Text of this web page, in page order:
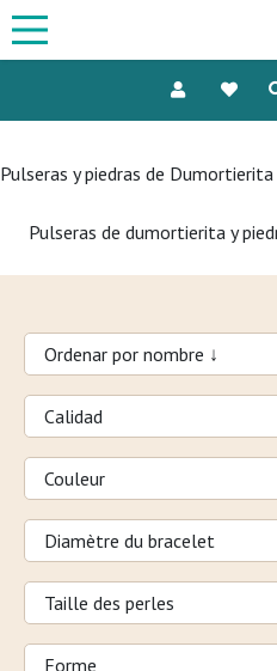
Pulseras y piedras de Dumortierita
Pulseras de dumortierita y